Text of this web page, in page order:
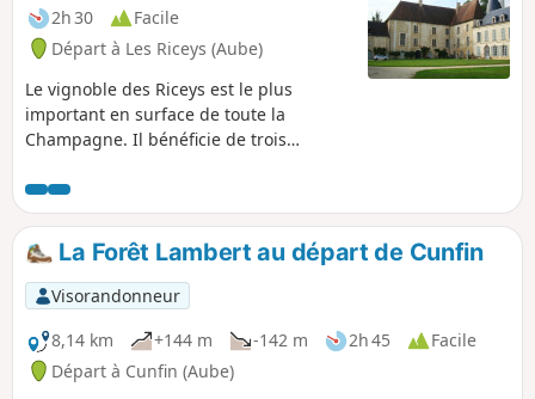
2h 30
Facile
Départ à Les Riceys (Aube)
Le vignoble des Riceys est le plus
important en surface de toute la
Champagne. Il bénéficie de trois
Côte des Bars, l'accès au vignoble pour
des randonneurs est aisé et souvent
facilité par des routes entretenues pour
l'exploitation des vignes.
La Forêt Lambert au départ de Cunfin
Visorandonneur
8,14 km
+144 m -142 m 2h 45
Facile
Départ à Cunfin (Aube)